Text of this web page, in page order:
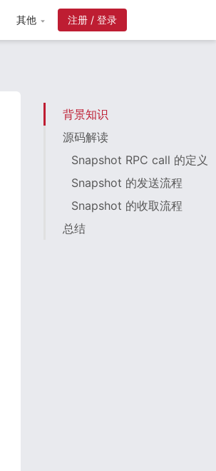
其他 注册 / 登录
背景知识
源码解读
Snapshot RPC call 的定义
Snapshot 的发送流程
Snapshot 的收取流程
总结